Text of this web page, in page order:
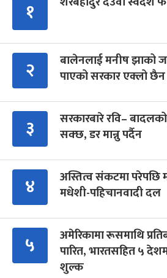
१
२
बालेनलाई मनीष झाको
पाएको सरकार एक्लो छैन
३
सरकारबारे रवि–
सक्छ, डर मान्नु पर्दैन
४
अस्तित्व संकटमा परेपछि
मधेशी-पहिचानवादी दल
५
अमेरिकामा रूसमाथि
पारित, भारतसहित ५
शुल्क